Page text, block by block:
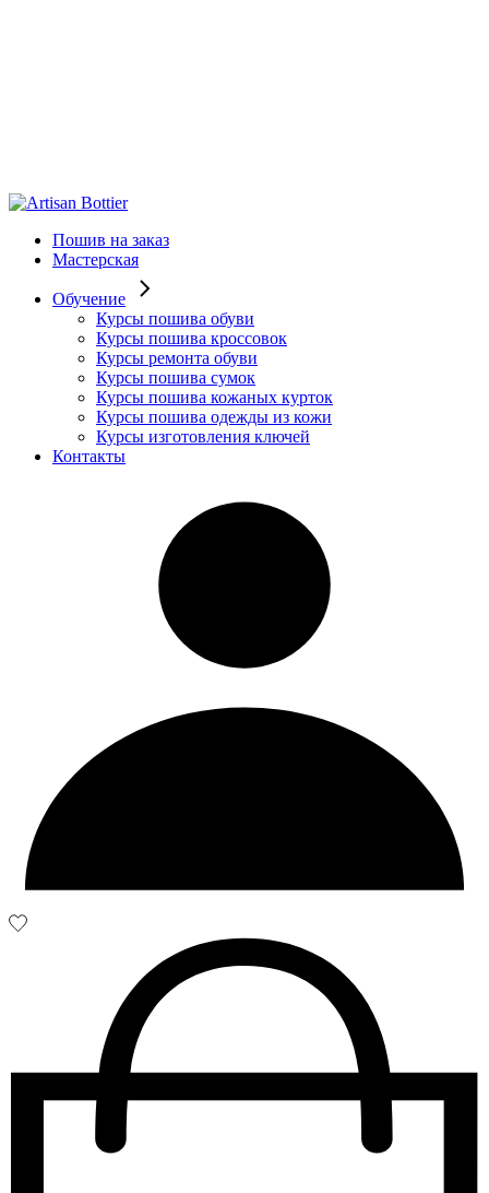
Пошив на заказ
Мастерская
Обучение
Курсы пошива обуви
Курсы пошива кроссовок
Курсы ремонта обуви
Курсы пошива сумок
Курсы пошива кожаных курток
Курсы пошива одежды из кожи
Курсы изготовления ключей
Контакты